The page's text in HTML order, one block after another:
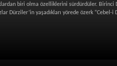
biri olma özelliklerini sürdürdüler. Birinci
Dürziler’in yaşadıkları yörede özerk